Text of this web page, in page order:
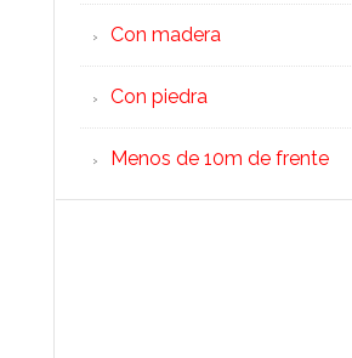
Con madera
Con piedra
Menos de 10m de frente